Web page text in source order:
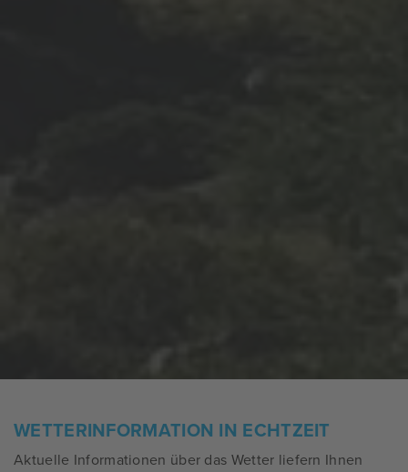
WETTERINFORMATION IN ECHTZEIT
Aktuelle Informationen über das Wetter liefern Ihnen